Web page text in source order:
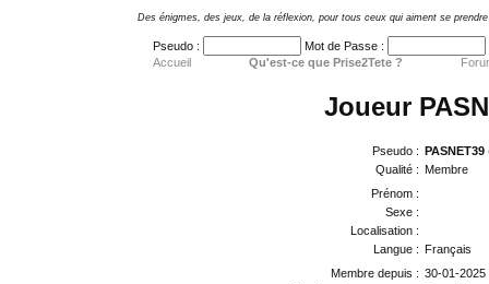
Des énigmes, des jeux, de la réflexion, pour tous ceux qui aiment se
Pseudo :
Mot de Passe :
Accueil
Qu'est-ce que Prise2Tete ?
Joueur
Pseudo : PASNET39
Qualité : Membre
Prénom :
Sexe :
Localisation :
Langue : Français
Membre depuis : 30-01-2025